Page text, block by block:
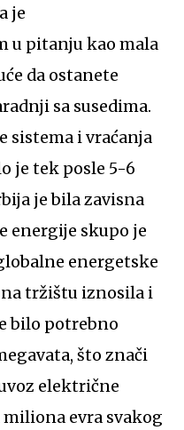
je
u pitanju kao mala
da ostanete
sa susedima.
sistema i vraćanja
je tek posle 5-6
je bila zavisna
energije skupo je
energetske
na tržištu iznosila i
bilo potrebno
što znači
električne
evra svakog